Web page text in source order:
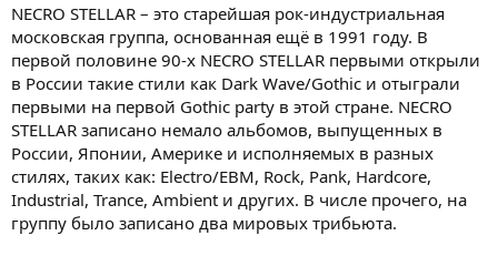
NECRO STELLAR – это старейшая рок-индустриальная
московская группа, основанная ещё в 1991 году. В
первой половине 90-х NECRO STELLAR первыми открыли
в России такие стили как Dark Wave/Gothic и отыграли
первыми на первой Gothic party в этой стране. NECRO
STELLAR записано немало альбомов, выпущенных в
России, Японии, Америке и исполняемых в разных
стилях, таких как: Electro/EBM, Rock, Pank, Hardcore,
Industrial, Trance, Ambient и других. В числе прочего, на
группу было записано два мировых трибьюта.